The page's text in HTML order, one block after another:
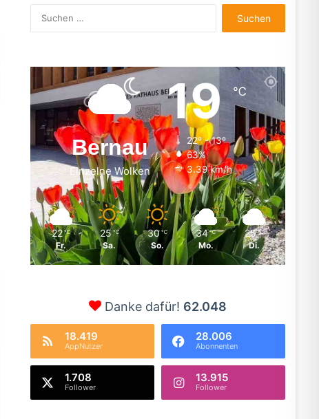
nach:
Bernau
Einzelne Wolken
19℃
22º - 13º
63%
3.39 km/h
22 ℃
Fr.
25 ℃
Sa.
30 ℃
So.
34 ℃
Mo.
25 ℃
Di.
Danke dafür! 62.048
18.419
AppNutzer
28.006
Abonnenten
1.708
Follower
13.915
Follower